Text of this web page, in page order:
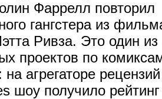
Фаррелл повторил
гангстера из
Ривза. Это один из
проектов по
агрегаторе рецензий
шоу получило рейтинг